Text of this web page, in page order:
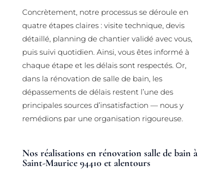
Concrètement, notre processus se déroule en
quatre étapes claires : visite technique, devis
détaillé, planning de chantier validé avec vous,
puis suivi quotidien. Ainsi, vous êtes informé à
chaque étape et les délais sont respectés. Or,
dans la rénovation de salle de bain, les
dépassements de délais restent l’une des
principales sources d’insatisfaction — nous y
remédions par une organisation rigoureuse.
Nos réalisations en rénovation salle de bain à
Saint-Maurice 94410 et alentours